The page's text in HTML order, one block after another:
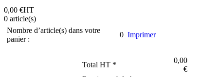
0,00 €HT
0 article(s)
Nombre d’article(s) dans votre
panier :
0 Imprimer
Total HT *
0,00
€